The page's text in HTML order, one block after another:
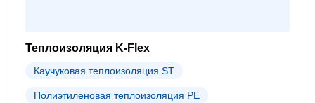
Теплоизоляция K-Flex
Каучуковая теплоизоляция ST
Полиэтиленовая теплоизоляция PE